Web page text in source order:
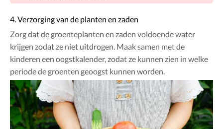
4. Verzorging van de planten en zaden
Zorg dat de groenteplanten en zaden voldoende water
krijgen zodat ze niet uitdrogen. Maak samen met de
kinderen een oogstkalender, zodat ze kunnen zien in welke
periode de groenten geoogst kunnen worden.